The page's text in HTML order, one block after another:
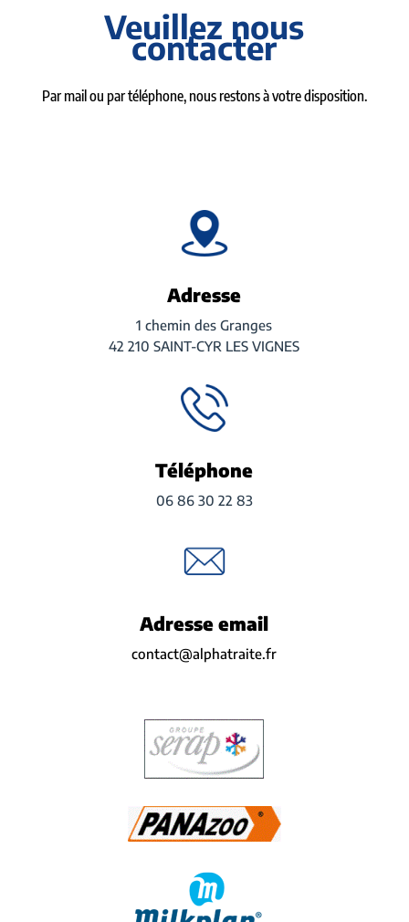
Veuillez nous
contacter
Par mail ou par téléphone, nous restons à votre disposition.
Adresse
1 chemin des Granges
42 210 SAINT-CYR LES VIGNES
Téléphone
06 86 30 22 83
Adresse email
contact@alphatraite.fr